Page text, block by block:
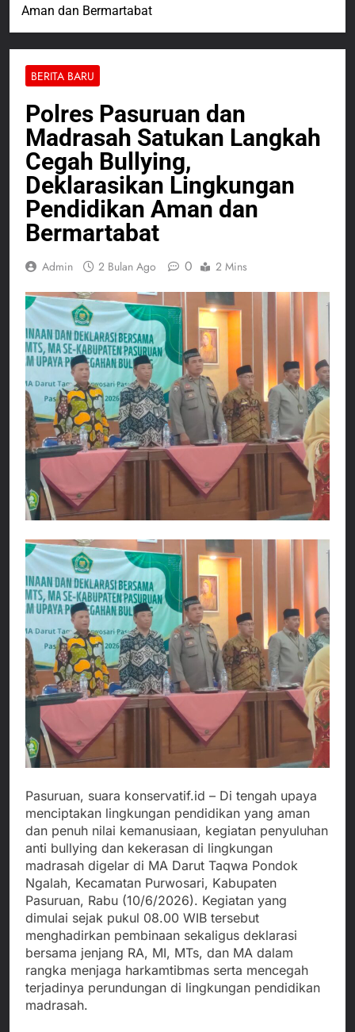
Aman dan Bermartabat
BERITA BARU
Polres Pasuruan dan
Madrasah Satukan Langkah
Cegah Bullying,
Deklarasikan Lingkungan
Pendidikan Aman dan
Bermartabat
Admin 2 Bulan Ago 0 2 Mins
Pasuruan, suara konservatif.id – Di tengah upaya
menciptakan lingkungan pendidikan yang aman
dan penuh nilai kemanusiaan, kegiatan penyuluhan
anti bullying dan kekerasan di lingkungan
madrasah digelar di MA Darut Taqwa Pondok
Ngalah, Kecamatan Purwosari, Kabupaten
Pasuruan, Rabu (10/6/2026). Kegiatan yang
dimulai sejak pukul 08.00 WIB tersebut
menghadirkan pembinaan sekaligus deklarasi
bersama jenjang RA, MI, MTs, dan MA dalam
rangka menjaga harkamtibmas serta mencegah
terjadinya perundungan di lingkungan pendidikan
madrasah.